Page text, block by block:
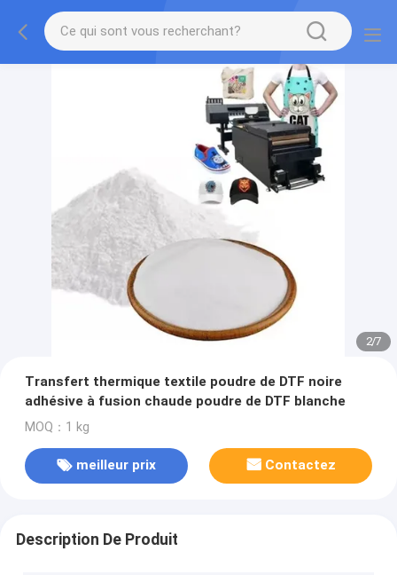
2/7
Transfert thermique textile poudre de DTF noire
adhésive à fusion chaude poudre de DTF blanche
MOQ：1 kg
meilleur prix Contactez
Description De Produit